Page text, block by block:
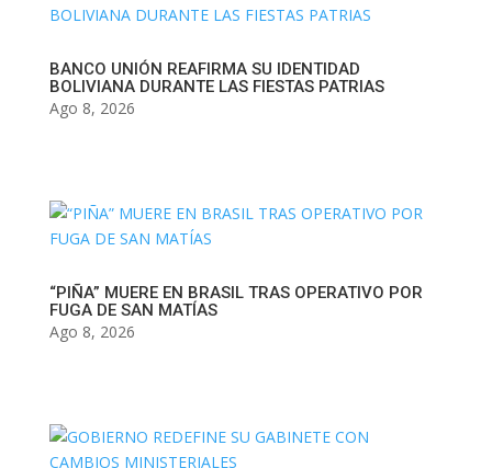
BANCO UNIÓN REAFIRMA SU IDENTIDAD
BOLIVIANA DURANTE LAS FIESTAS PATRIAS
Ago 8, 2026
“PIÑA” MUERE EN BRASIL TRAS OPERATIVO POR
FUGA DE SAN MATÍAS
Ago 8, 2026